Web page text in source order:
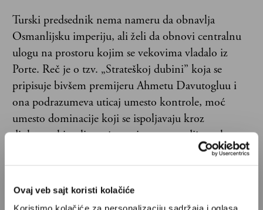
Ovaj veb sajt koristi kolačiće
Turski predsednik nema nameru da obnavlja
Osmanlijsku imperiju, ali želi da obnovi centralnu
ulogu na prostoru kojim se vekovima vladalo iz
Porte. Reč je o tzv. „Strateškoj dubini” koja se
pripisuje bivšem premijeru Ahmetu Davutogluu i
ona podrazumeva uticaj umesto kontrole, moć
umesto dominacije koji se ispoljavaju kroz
diplomatski upliv, vojno prisustvo, medijatorsku
ulogu, ekonomsku projekciju i kapilarno delovanje